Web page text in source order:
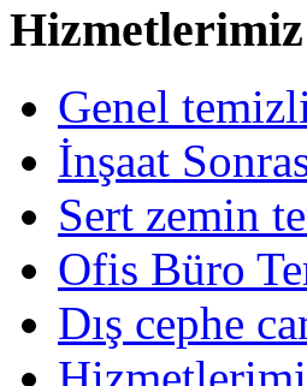
Hizmetlerimiz
Genel
İnşaat
Sert zemin
Ofis Büro
Dış cephe